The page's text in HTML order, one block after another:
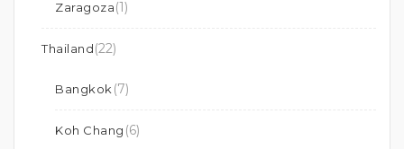
Zaragoza(1)
Thailand(22)
Bangkok (7)
Koh Chang (6)